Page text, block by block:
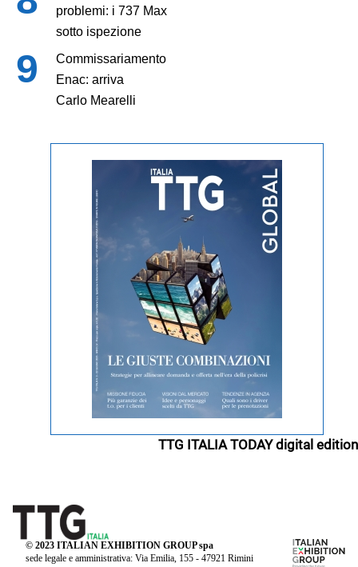
problemi: i 737 Max
sotto ispezione
Commissariamento
Enac: arriva
Carlo Mearelli
TTG ITALIA TODAY digital edition
© 2023 ITALIAN EXHIBITION GROUP spa
sede legale e amministrativa: Via Emilia, 155 - 47921 Rimini